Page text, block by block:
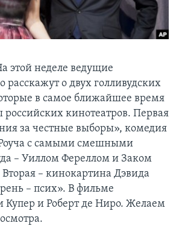
этой неделе ведущие
о двух голливудских
в самое ближайшее время
кинотеатров. Первая
за честные выборы», комедия
с самыми смешными
– Уиллом Фереллом и Заком
– кинокартина Дэвида
– псих». В фильме
Купер и Роберт де Ниро. Желаем